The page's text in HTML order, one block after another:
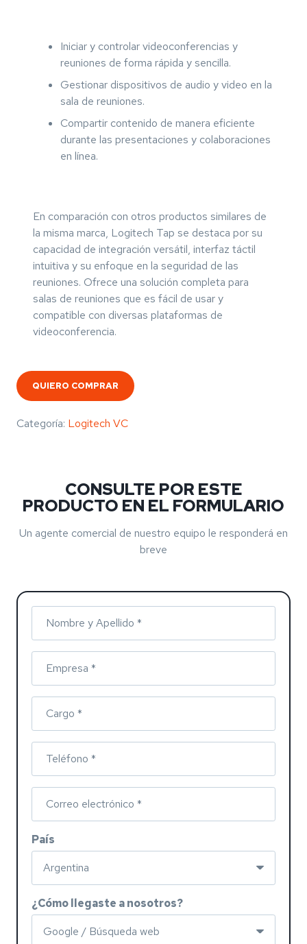
Iniciar y controlar videoconferencias y
reuniones de forma rápida y sencilla.
Gestionar dispositivos de audio y video en la
sala de reuniones.
Compartir contenido de manera eficiente
durante las presentaciones y colaboraciones
en línea.
En comparación con otros productos similares de
la misma marca, Logitech Tap se destaca por su
capacidad de integración versátil, interfaz táctil
intuitiva y su enfoque en la seguridad de las
reuniones. Ofrece una solución completa para
salas de reuniones que es fácil de usar y
compatible con diversas plataformas de
videoconferencia.
QUIERO COMPRAR
Categoría: Logitech VC
CONSULTE POR ESTE
PRODUCTO EN EL FORMULARIO
Un agente comercial de nuestro equipo le responderá en
breve
Nombre y Apellido *
Empresa *
Cargo *
Teléfono *
Correo electrónico *
País
¿Cómo llegaste a nosotros?